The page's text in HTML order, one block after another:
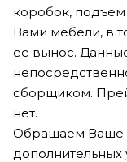
коробок,
Вами мебели, в
ее вынос.
сборщиком.
нет.
Обращаем Ваше
дополнительных